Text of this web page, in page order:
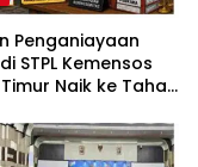
Penganiayaan
STPL Kemensos
Naik ke Tahap
Transparan
Intervensi